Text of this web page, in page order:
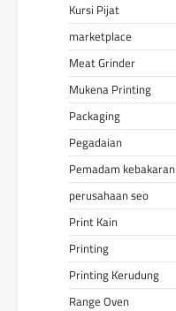
Kursi Pijat
marketplace
Meat Grinder
Mukena Printing
Packaging
Pegadaian
Pemadam kebakaran
perusahaan seo
Print Kain
Printing
Printing Kerudung
Range Oven